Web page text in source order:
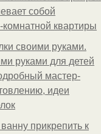
собой
комнатной квартиры
своими руками.
руками для детей
мастер-
идеи
прикрепить к